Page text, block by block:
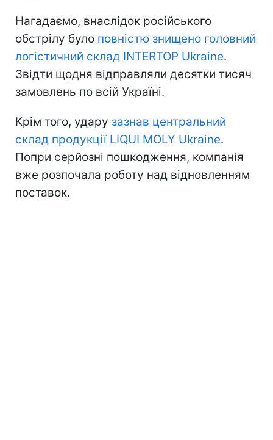
Нагадаємо, внаслідок російського
обстрілу було повністю знищено головний
логістичний склад INTERTOP Ukraine.
Звідти щодня відправляли десятки тисяч
замовлень по всій Україні.
Крім того, удару зазнав центральний
склад продукції LIQUI MOLY Ukraine.
Попри серйозні пошкодження, компанія
вже розпочала роботу над відновленням
поставок.